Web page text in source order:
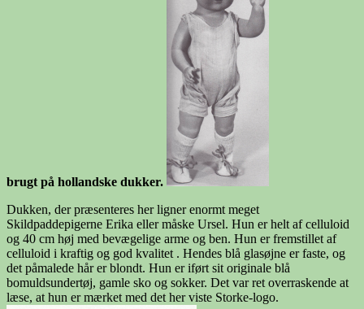
brugt på hollandske dukker.
Dukken, der præsenteres her ligner enormt meget
Skildpaddepigerne Erika eller måske Ursel. Hun er helt af celluloid
og 40 cm høj med bevægelige arme og ben. Hun er fremstillet af
celluloid i kraftig og god kvalitet . Hendes blå glasøjne er faste, og
det påmalede hår er blondt. Hun er iført sit originale blå
bomuldsundertøj, gamle sko og sokker. Det var ret overraskende at
læse, at hun er mærket med det her viste Storke-logo.